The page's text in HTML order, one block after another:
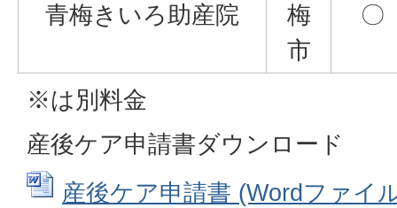
青梅きいろ助産院
梅
市
〇
※は別料金
産後ケア申請書ダウンロード
産後ケア申請書 (Wordファイ